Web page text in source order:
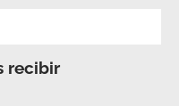
recibir